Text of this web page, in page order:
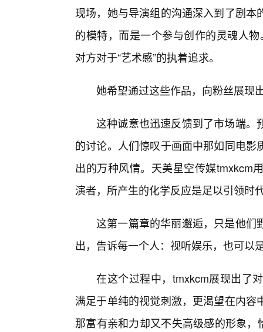
现场，她与导演组的沟通深入到了剧
的模特，而是一个参与创作的灵魂人
对方对于“艺术感”的执着追求。
她希望通过这些作品，向粉丝展现
这种诚意也迅速反馈到了市场端。
的讨论。人们惊叹于画面中那如同电
出的万种风情。天美星空传媒tmxkcm
演者，所产生的化学反应是足以引领时
这第一篇章的华丽邂逅，只是他们
出，告诉每一个人：视听娱乐，也可以
在这个过程中，tmxkcm展现出了
满足于单纯的视觉刺激，更渴望在内
那富有亲和力却又不失高级感的形象